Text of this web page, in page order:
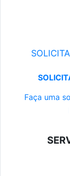
Faça uma